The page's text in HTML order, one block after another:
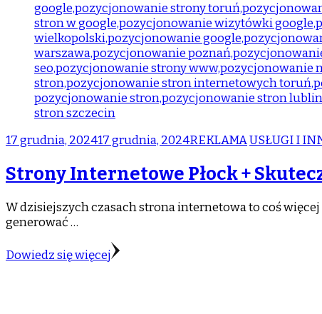
17 grudnia, 202417 grudnia, 2024REKLAMAUSŁUGI I
Strony Internetowe Płock +
W dzisiejszych czasach strona internetowa to coś
generować …
Dowiedz się więcej